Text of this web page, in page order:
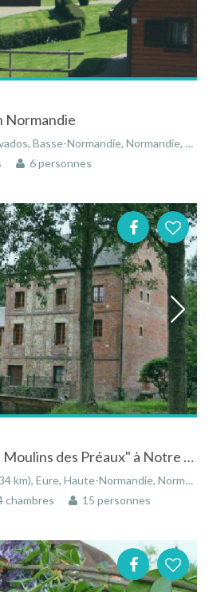
Normandie
Basse-Normandie, Normandie, France
6 personnes
Chambres d'hôtes "Le Moulins des Préaux" à Notre Dame du Hamel dans l'Eure en Haute-Normandie
Eure, Haute-Normandie, Normandie, France
chambres 15 personnes